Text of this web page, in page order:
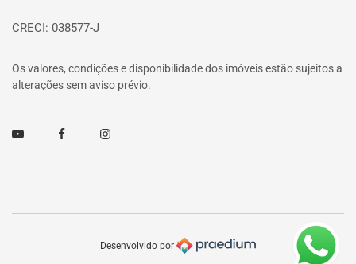
CRECI: 038577-J
Os valores, condições e disponibilidade dos imóveis estão sujeitos a
alterações sem aviso prévio.
Youtube FacebookInstagram
Desenvolvido por